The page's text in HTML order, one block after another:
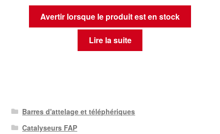
Avertir lorsque le produit est en stock
Lire la suite
Barres d'attelage et téléphériques
Catalyseurs FAP